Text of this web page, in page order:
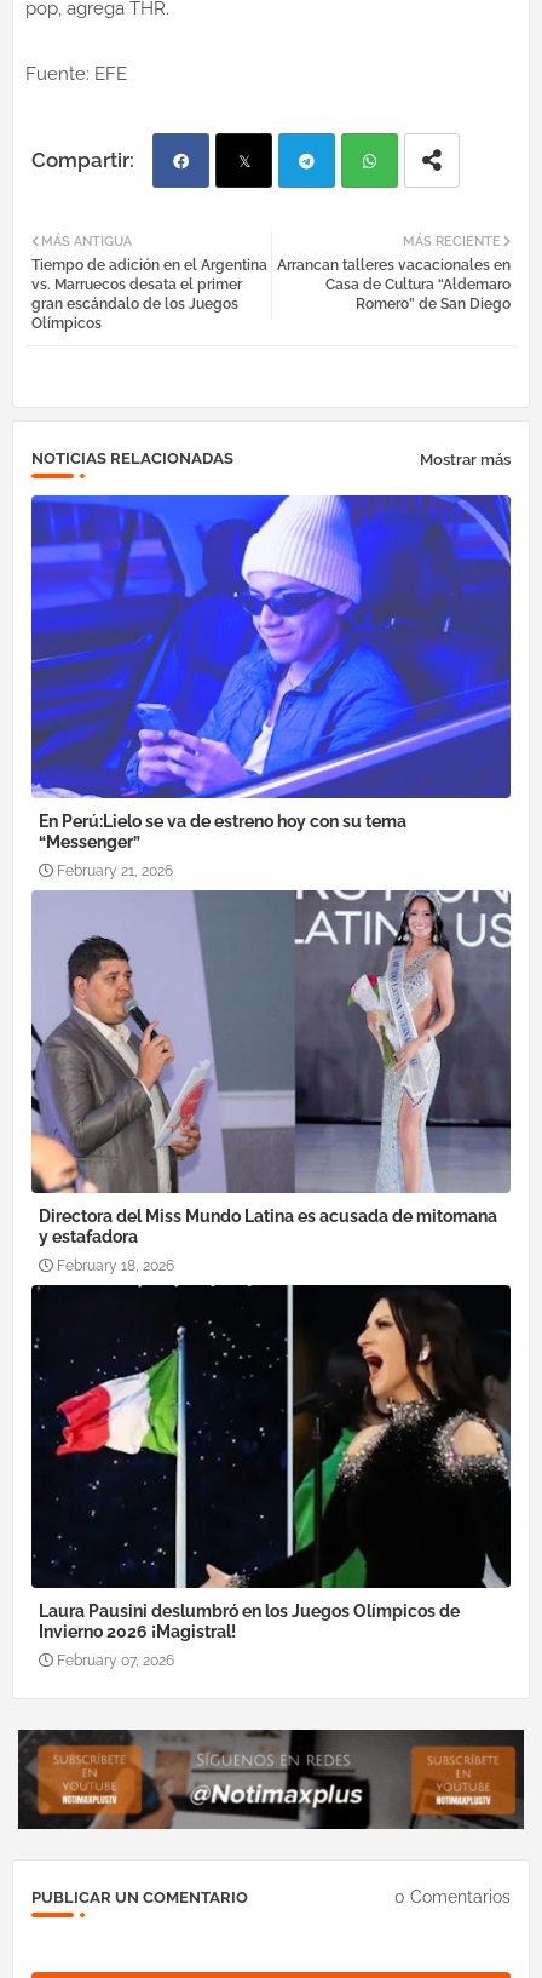
pop, agrega THR.
Fuente: EFE
ebo tter egr atsa
MÁS RECIENTE
Arrancan talleres vacacionales en
Casa de Cultura “Aldemaro
Romero” de San Diego
MÁS ANTIGUA
Tiempo de adición en el Argentina
vs. Marruecos desata el primer
gran escándalo de los Juegos
Olímpicos
NOTICIAS RELACIONADAS Mostrar más
En Perú:Lielo se va de estreno hoy con su tema
“Messenger”
February 21, 2026
Directora del Miss Mundo Latina es acusada de mitomana
y estafadora
February 18, 2026
Laura Pausini deslumbró en los Juegos Olímpicos de
Invierno 2026 ¡Magistral!
February 07, 2026
PUBLICAR UN COMENTARIO 0 Comentarios